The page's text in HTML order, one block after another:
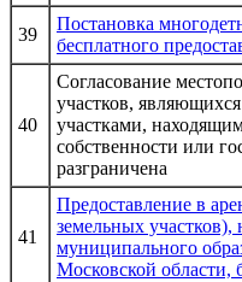
39
Постановка
бесплатного
40
Согласование
участков,
участками,
собственности или
разграничена
41
Предоставление в
земельных участков),
муниципального
Московской области,